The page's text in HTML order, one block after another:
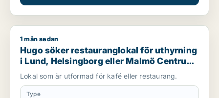
Hugo söker restauranglokal för uthyrning i Lund,
1 mån sedan
Hugo söker restauranglokal för uthyrning
i Lund, Helsingborg eller Malmö Centrum
m.fl.
Lokal som är utformad för kafé eller restaurang.
Type